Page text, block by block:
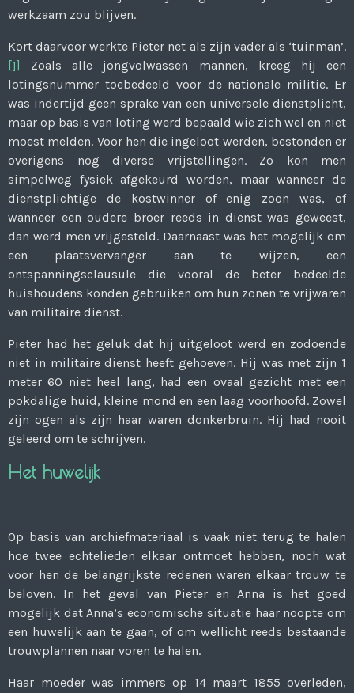
werkzaam zou blijven.
Kort daarvoor werkte Pieter net als zijn vader als ‘tuinman’.
[1]
Zoals alle jongvolwassen mannen, kreeg hij een
lotingsnummer toebedeeld voor de nationale militie. Er
was indertijd geen sprake van een universele dienstplicht,
maar op basis van loting werd bepaald wie zich wel en niet
moest melden. Voor hen die ingeloot werden, bestonden er
overigens nog diverse vrijstellingen. Zo kon men
simpelweg fysiek afgekeurd worden, maar wanneer de
dienstplichtige de kostwinner of enig zoon was, of
wanneer een oudere broer reeds in dienst was geweest,
dan werd men vrijgesteld. Daarnaast was het mogelijk om
een plaatsvervanger aan te wijzen, een
ontspanningsclausule die vooral de beter bedeelde
huishoudens konden gebruiken om hun zonen te vrijwaren
van militaire dienst.
Pieter had het geluk dat hij uitgeloot werd en zodoende
niet in militaire dienst heeft gehoeven. Hij was met zijn 1
meter 60 niet heel lang, had een ovaal gezicht met een
pokdalige huid, kleine mond en een laag voorhoofd. Zowel
zijn ogen als zijn haar waren donkerbruin. Hij had nooit
geleerd om te schrijven.
Het huwelijk
Op basis van archiefmateriaal is vaak niet terug te halen
hoe twee echtelieden elkaar ontmoet hebben, noch wat
voor hen de belangrijkste redenen waren elkaar trouw te
beloven. In het geval van Pieter en Anna is het goed
mogelijk dat Anna’s economische situatie haar noopte om
een huwelijk aan te gaan, of om wellicht reeds bestaande
trouwplannen naar voren te halen.
Haar moeder was immers op 14 maart 1855 overleden,